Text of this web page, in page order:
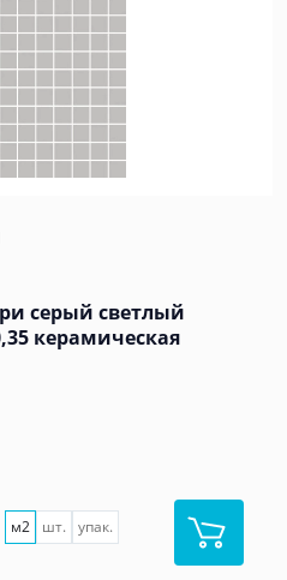
серый светлый
керамическая
м2 шт. упак.